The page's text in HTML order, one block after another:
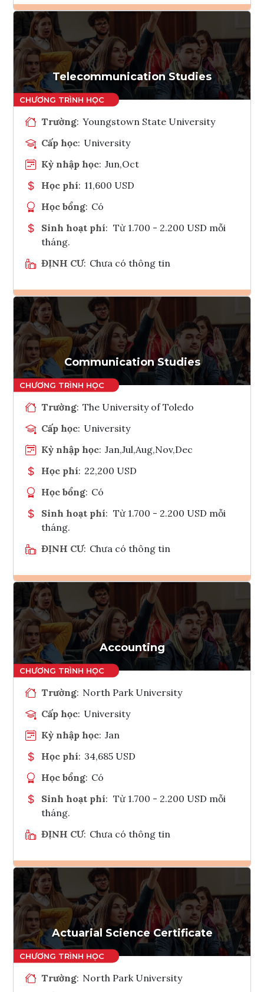
Ghi danh
Tham vấn Interlink
Telecommunication Studies
Trường: Youngstown State University
Cấp học: University
Kỳ nhập học: Jun,Oct
Học phí: 11,600 USD
Học bổng: Có
Sinh hoạt phí: Từ 1.700 - 2.200 USD mỗi
tháng.
ĐỊNH CƯ: Chưa có thông tin
Ghi danh
Tham vấn Interlink
Communication Studies
Trường: The University of Toledo
Cấp học: University
Kỳ nhập học: Jan,Jul,Aug,Nov,Dec
Học phí: 22,200 USD
Học bổng: Có
Sinh hoạt phí: Từ 1.700 - 2.200 USD mỗi
tháng.
ĐỊNH CƯ: Chưa có thông tin
Ghi danh
Tham vấn Interlink
Accounting
Trường: North Park University
Cấp học: University
Kỳ nhập học: Jan
Học phí: 34,685 USD
Học bổng: Có
Sinh hoạt phí: Từ 1.700 - 2.200 USD mỗi
tháng.
ĐỊNH CƯ: Chưa có thông tin
Ghi danh
Tham vấn Interlink
Actuarial Science Certificate
Trường: North Park University